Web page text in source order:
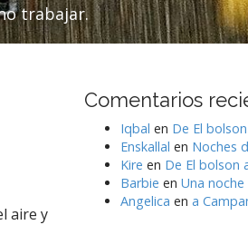
trabajar.
aire y
Comentarios
Iqbal en De El
Enskallal en Noches
Kire en De El bolson
Barbie en Una
Angelica en a